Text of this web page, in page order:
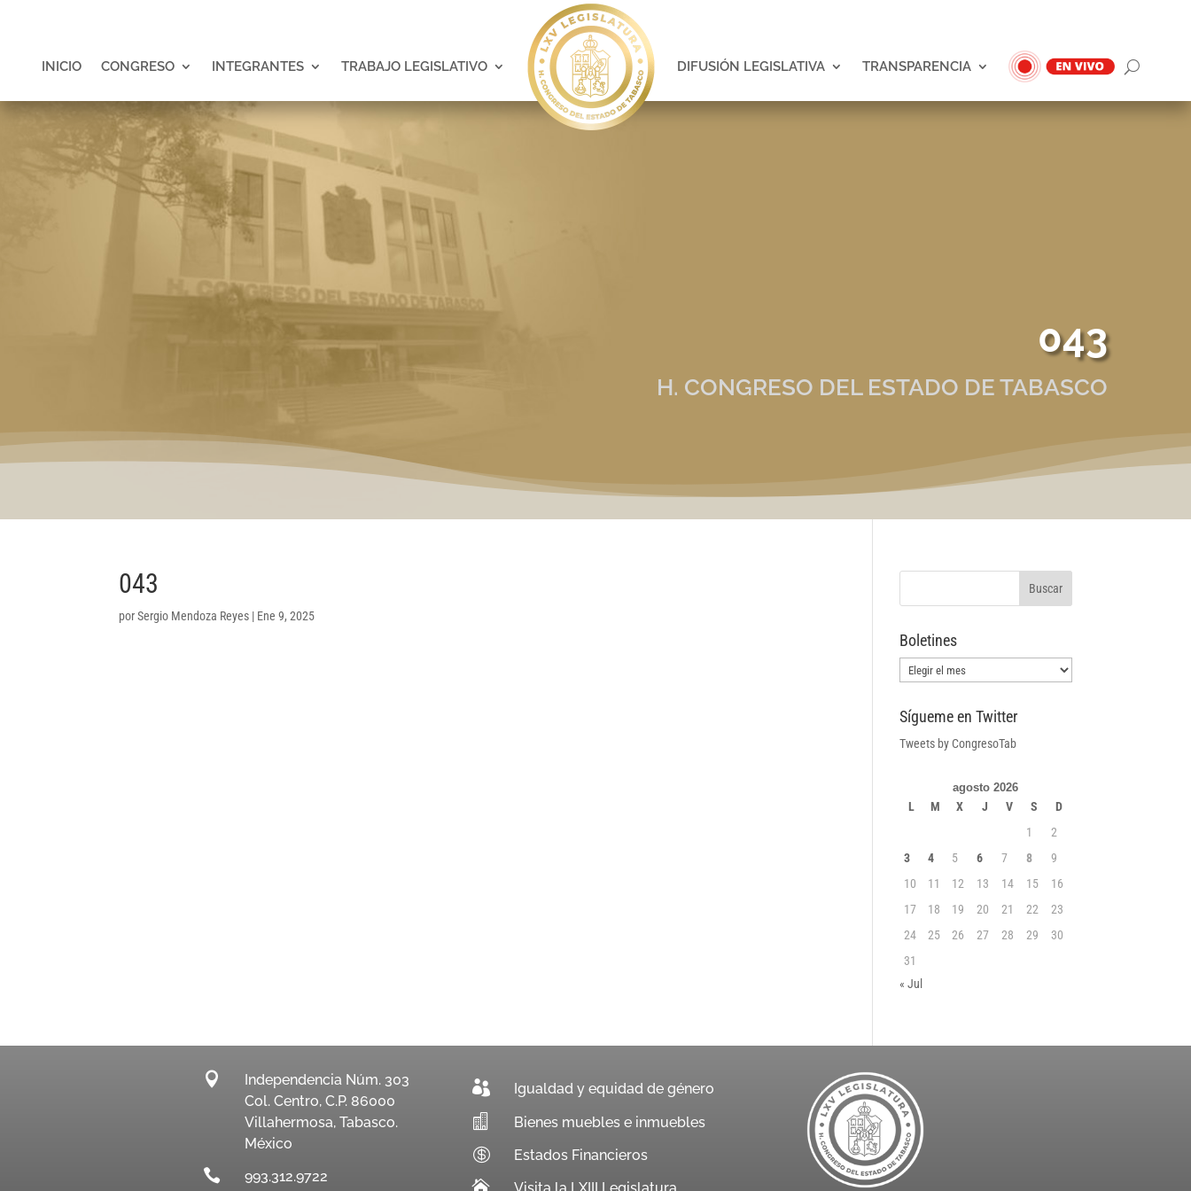
INICIO CONGRESO INTEGRANTES TRABAJO LEGISLATIVO DIFUSIÓN LEGISLATIVA TRANSPARENCIA
043
H. CONGRESO DEL ESTADO DE TABASCO
043
porSergio Mendoza Reyes | Ene 9, 2025
Boletines
Boletines
Sígueme en Twitter
Tweets by CongresoTab
agosto 2026
L M X J V S
D
1
2
3
4 5 6 7 8
9
10
11 12 13 14 15
16
17
18 19 20 21 22
23
24
25 26 27 28 29
30
31
« Jul

Independencia Núm. 303
Col. Centro, C.P. 86000
Villahermosa, Tabasco.
México

993.312.9722
 Igualdad y equidad de género
 Bienes muebles e inmuebles
 Estados Financieros
